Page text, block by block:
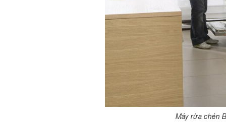
Máy rửa chén